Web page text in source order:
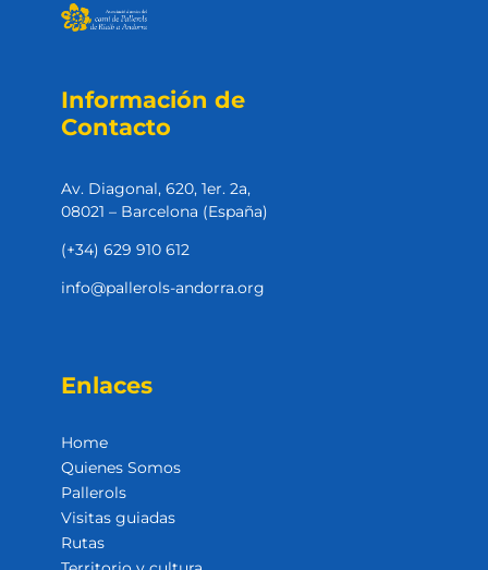
Información de
Contacto
Av. Diagonal, 620, 1er. 2a,
08021 – Barcelona (España)
(+34) 629 910 612
info@pallerols-andorra.org
Enlaces
Home
Quienes Somos
Pallerols
Visitas guiadas
Rutas